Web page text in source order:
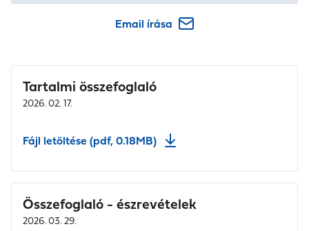
Email írása
Tartalmi összefoglaló
2026. 02. 17.
Fájl letöltése (pdf, 0.18MB)
Összefoglaló - észrevételek
2026. 03. 29.